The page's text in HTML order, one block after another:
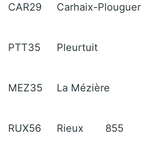
CAR29 Carhaix-Plouguer
PTT35 Pleurtuit
MEZ35 La Mézière
RUX56 Rieux 855